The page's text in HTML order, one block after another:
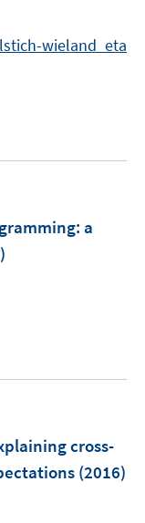
wieland_eta
: a
cross-
(2016)